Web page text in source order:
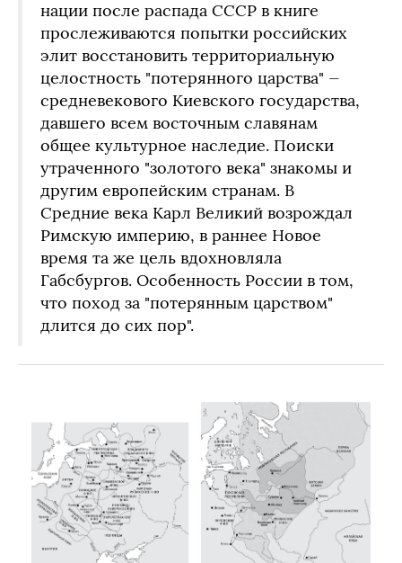
нации после распада СССР в книге
прослеживаются попытки российских
элит восстановить территориальную
целостность "потерянного царства" —
средневекового Киевского государства,
давшего всем восточным славянам
общее культурное наследие. Поиски
утраченного "золотого века" знакомы и
другим европейским странам. В
Средние века Карл Великий возрождал
Римскую империю, в раннее Новое
время та же цель вдохновляла
Габсбургов. Особенность России в том,
что поход за "потерянным царством"
длится до сих пор".